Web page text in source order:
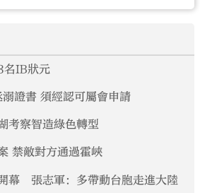
名IB狀元
證書 須經認可屬會申請
考察智造綠色轉型
禁敵對方通過霍峽
幕 張志軍：多帶動台胞走進大陸